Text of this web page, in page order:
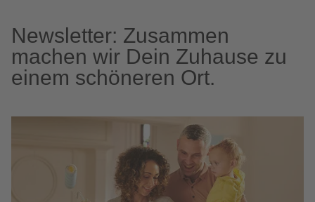
Newsletter: Zusammen
machen wir Dein Zuhause zu
einem schöneren Ort.